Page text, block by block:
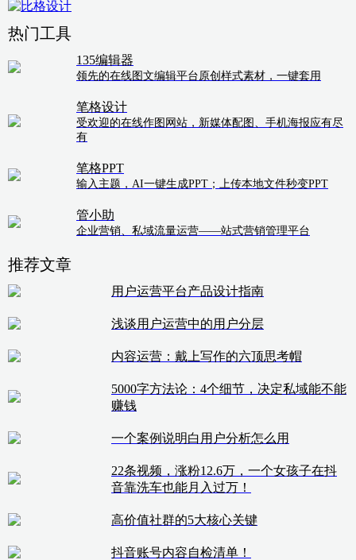
热门工具
135编辑器
领先的在线图文编辑平台原创样式素材，一键套用
笔格设计
受欢迎的在线作图网站，新媒体配图、手机海报应有尽
有
笔格PPT
输入主题，AI一键生成PPT；上传本地文件秒变PPT
管小助
企业营销、私域流量运营——站式营销管理平台
推荐文章
用户运营平台产品设计指南
浅谈用户运营中的用户分层
内容运营：戴上写作的六顶思考帽
5000字方法论：4个细节，决定私域能不能
赚钱
一个案例说明白用户分析怎么用
22条视频，涨粉12.6万，一个女孩子在抖
音靠洗车也能月入过万！
高价值社群的5大核心关键
抖音账号内容自检清单！